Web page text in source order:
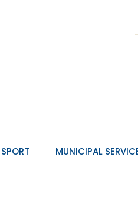
SPORT MUNICIPAL